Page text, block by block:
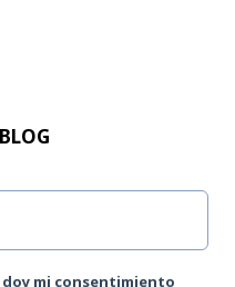
mi consentimiento